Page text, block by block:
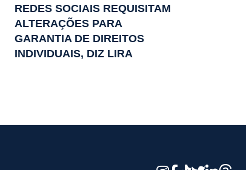
REDES SOCIAIS REQUISITAM
ALTERAÇÕES PARA
GARANTIA DE DIREITOS
INDIVIDUAIS, DIZ LIRA